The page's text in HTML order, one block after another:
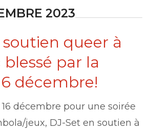
2023
soutien queer à
par la
décembre!
décembre pour une soirée
jeux, DJ-Set en soutien à